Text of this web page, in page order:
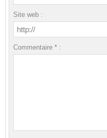
Site web :
Commentaire * :